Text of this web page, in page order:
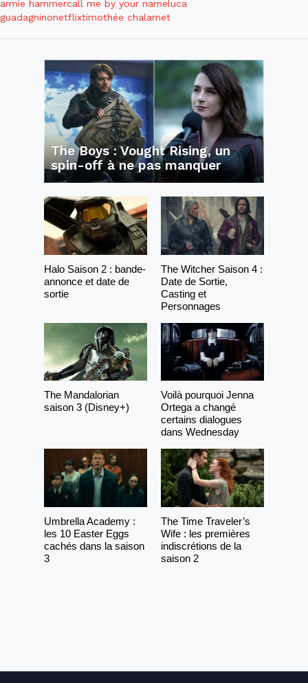
armie hammercall me by your nameluca
guadagninonetflixtimothée chalamet
The Boys : Vought Rising, un
spin-off à ne pas manquer
Halo Saison 2 : bande-
annonce et date de
sortie
The Witcher Saison 4 :
Date de Sortie,
Casting et
Personnages
The Mandalorian
saison 3 (Disney+)
Voilà pourquoi Jenna
Ortega a changé
certains dialogues
dans Wednesday
Umbrella Academy :
les 10 Easter Eggs
cachés dans la saison
3
The Time Traveler’s
Wife : les premières
indiscrétions de la
saison 2